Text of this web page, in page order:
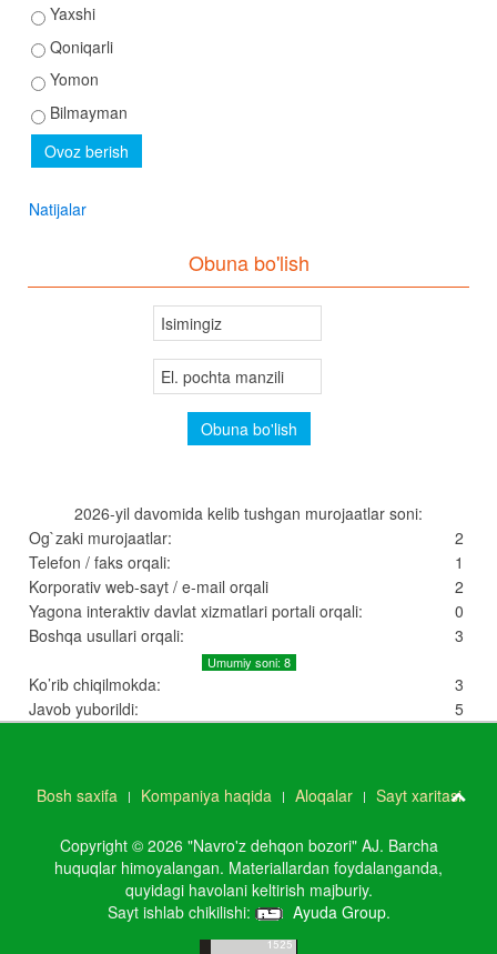
Yaxshi
Qoniqarli
Yomon
Bilmayman
Natijalar
Obuna bo'lish
2026-yil davomida kelib tushgan murojaatlar soni:
Og`zaki murojaatlar:
2
Telefon / faks orqali:
1
Korporativ web-sayt / e-mail orqali
2
Yagona interaktiv davlat xizmatlari portali orqali:
0
Boshqa usullari orqali:
3
Umumiy soni: 8
Ko’rib chiqilmokda:
3
Javob yuborildi:
5
Bosh saxifa Kompaniya haqida Aloqalar Sayt xaritasi
Copyright © 2026 "Navro'z dehqon bozori" AJ. Barcha
huquqlar himoyalangan. Materiallardan foydalanganda,
quyidagi havolani keltirish majburiy.
Sayt ishlab chikilishi:
Ayuda Group.